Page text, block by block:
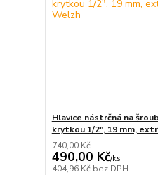
Hlavice nástrčná na
krytkou 1/2", 19 mm,
740,00 Kč
490,00 Kč/ks
404,96 Kč bez DPH